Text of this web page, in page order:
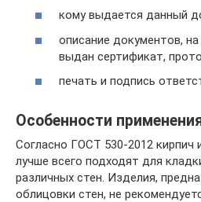
кому выдается данный
описание документов,
выдан сертификат,
печать и подпись
Особенности
Согласно ГОСТ 530-2012 кирпич
лучше всего подходят для
различных стен. Изделия,
облицовки стен, не